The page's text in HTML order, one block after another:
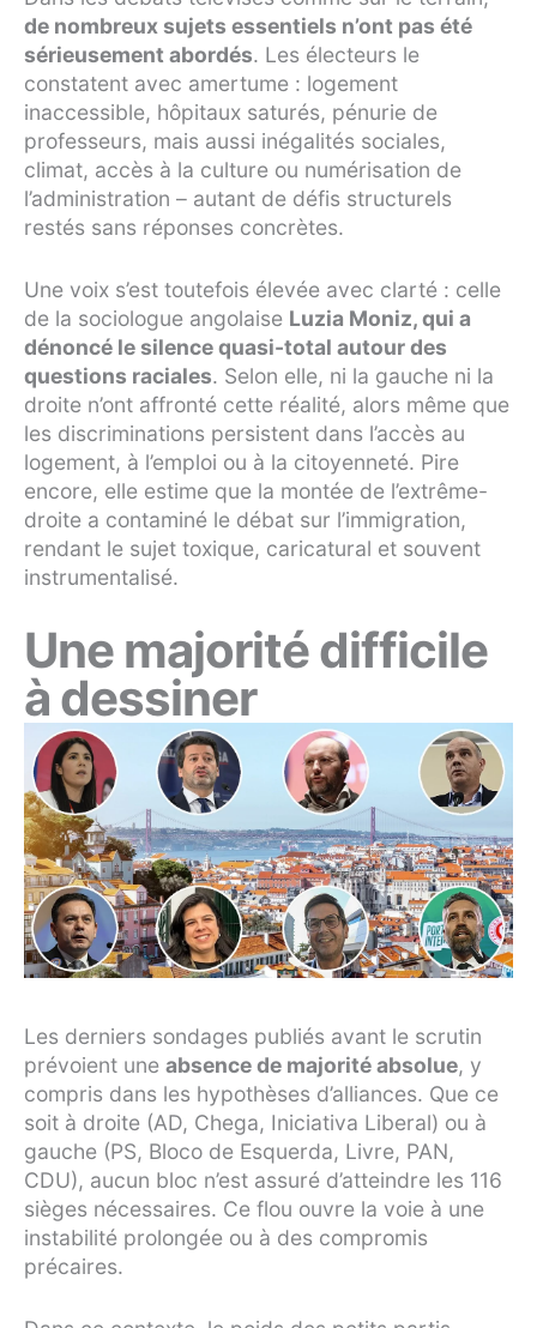
de nombreux sujets essentiels n’ont pas été
sérieusement abordés. Les électeurs le
constatent avec amertume : logement
inaccessible, hôpitaux saturés, pénurie de
professeurs, mais aussi inégalités sociales,
climat, accès à la culture ou numérisation de
l’administration – autant de défis structurels
restés sans réponses concrètes.
Une voix s’est toutefois élevée avec clarté : celle
de la sociologue angolaise Luzia Moniz, qui a
dénoncé le silence quasi-total autour des
questions raciales. Selon elle, ni la gauche ni la
droite n’ont affronté cette réalité, alors même que
les discriminations persistent dans l’accès au
logement, à l’emploi ou à la citoyenneté. Pire
encore, elle estime que la montée de l’extrême-
droite a contaminé le débat sur l’immigration,
rendant le sujet toxique, caricatural et souvent
instrumentalisé.
Une majorité difficile
à dessiner
Les derniers sondages publiés avant le scrutin
prévoient une absence de majorité absolue, y
compris dans les hypothèses d’alliances. Que ce
soit à droite (AD, Chega, Iniciativa Liberal) ou à
gauche (PS, Bloco de Esquerda, Livre, PAN,
CDU), aucun bloc n’est assuré d’atteindre les 116
sièges nécessaires. Ce flou ouvre la voie à une
instabilité prolongée ou à des compromis
précaires.